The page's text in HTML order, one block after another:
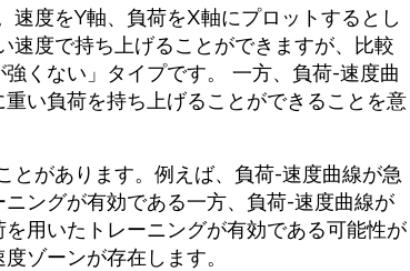
度をY軸、負荷をX軸にプロットするとし
速度で持ち上げることができますが、比較
くない」タイプです。 一方、負荷-速度曲
い負荷を持ち上げることができることを意
とがあります。例えば、負荷-速度曲線が急
ングが有効である一方、負荷-速度曲線が
用いたトレーニングが有効である可能性が
ゾーンが存在します。